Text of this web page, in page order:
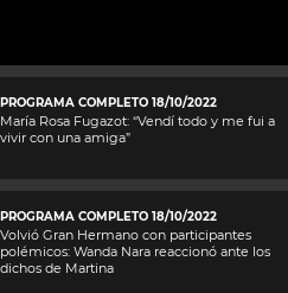
PROGRAMA COMPLETO 18/10/2022
María Rosa Fugazot: “Vendí todo y me fui a
vivir con una amiga”
PROGRAMA COMPLETO 18/10/2022
Volvió Gran Hermano con participantes
polémicos: Wanda Nara reaccionó ante los
dichos de Martina